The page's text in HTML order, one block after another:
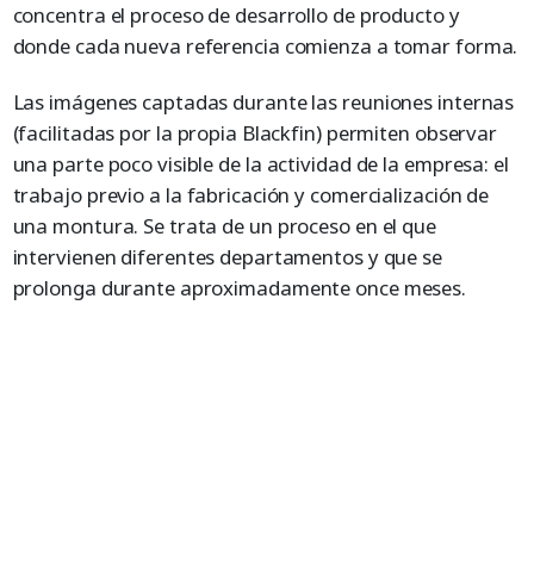
concentra el proceso de desarrollo de producto y
donde cada nueva referencia comienza a tomar forma.
Las imágenes captadas durante las reuniones internas
(facilitadas por la propia Blackfin) permiten observar
una parte poco visible de la actividad de la empresa: el
trabajo previo a la fabricación y comercialización de
una montura. Se trata de un proceso en el que
intervienen diferentes departamentos y que se
prolonga durante aproximadamente once meses.